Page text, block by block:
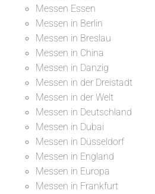
Messen Essen
Messen in Berlin
Messen in Breslau
Messen in China
Messen in Danzig
Messen in der Dreistadt
Messen in der Welt
Messen in Deutschland
Messen in Dubai
Messen in Düsseldorf
Messen in England
Messen in Europa
Messen in Frankfurt